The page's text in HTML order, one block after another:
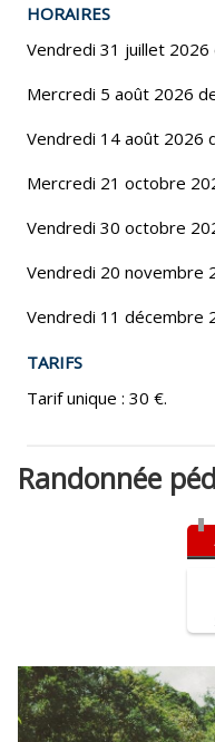
HORAIRES
Vendredi 31 juillet 2026
Mercredi 5 août 2026
Vendredi 14 août 2026
Mercredi 21 octobre
Vendredi 30 octobre
Vendredi 20 novembre
Vendredi 11 décembre
TARIFS
Tarif unique : 30 €.
Randonnée